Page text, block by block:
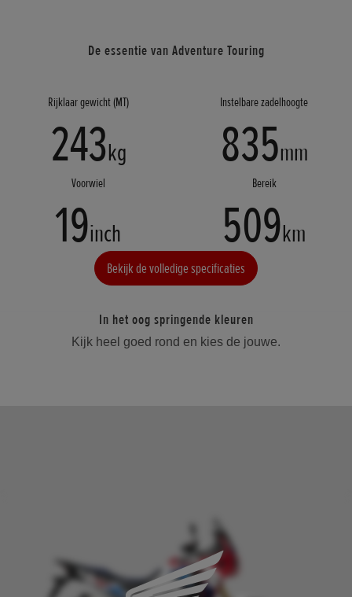
De essentie van Adventure Touring
Rijklaar gewicht (MT)
243kg
Instelbare zadelhoogte
835mm
Voorwiel
19inch
Bereik
509km
Bekijk de volledige specificaties
In het oog springende kleuren
Kijk heel goed rond en kies de jouwe.